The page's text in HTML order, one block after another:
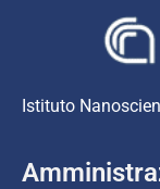
Istituto